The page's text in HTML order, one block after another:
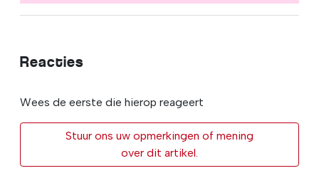
Reacties
Wees de eerste die hierop reageert
Stuur ons uw opmerkingen of mening
over dit artikel.